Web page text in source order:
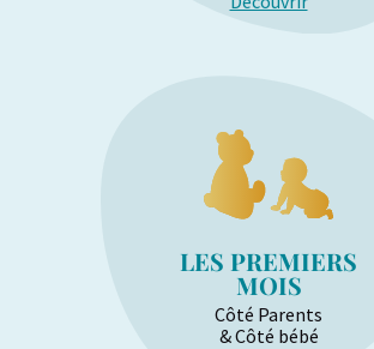
LES PREMIERS
MOIS
Côté Parents
& Côté bébé